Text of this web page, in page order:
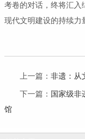
考卷的对话，终将汇入
现代文明建设的持续力
上一篇： 非遗：从
下一篇： 国家级非
馆